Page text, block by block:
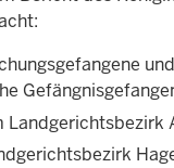
Landgerichtsbezirk